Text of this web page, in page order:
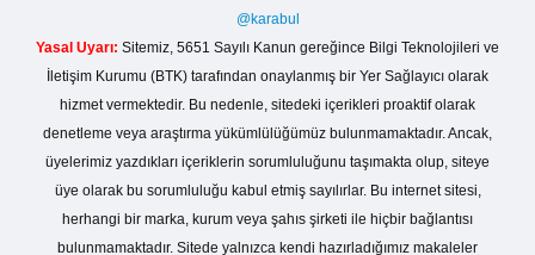
@karabul
Yasal Uyarı: Sitemiz, 5651 Sayılı Kanun gereğince Bilgi Teknolojileri ve
İletişim Kurumu (BTK) tarafından onaylanmış bir Yer Sağlayıcı olarak
hizmet vermektedir. Bu nedenle, sitedeki içerikleri proaktif olarak
denetleme veya araştırma yükümlülüğümüz bulunmamaktadır. Ancak,
üyelerimiz yazdıkları içeriklerin sorumluluğunu taşımakta olup, siteye
üye olarak bu sorumluluğu kabul etmiş sayılırlar. Bu internet sitesi,
herhangi bir marka, kurum veya şahıs şirketi ile hiçbir bağlantısı
bulunmamaktadır. Sitede yalnızca kendi hazırladığımız makaleler